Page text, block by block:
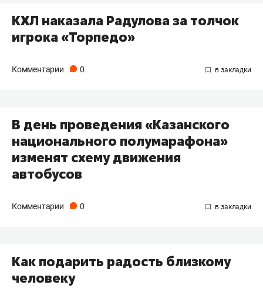
КХЛ наказала Радулова за толчок
игрока «Торпедо»
Комментарии 0
В день проведения «Казанского
национального полумарафона»
изменят схему движения
автобусов
Комментарии 0
Как подарить радость близкому
человеку